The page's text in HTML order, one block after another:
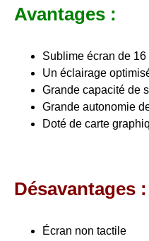
Avantages :
Sublime écran de 16
Un éclairage
Grande capacité de
Grande autonomie
Doté de carte
Désavantages :
Écran non tactile